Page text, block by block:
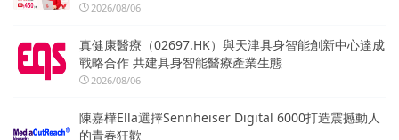
2026/08/06
真健康醫療（02697.HK）與天津具身智能創新中心達成
戰略合作 共建具身智能醫療產業生態
2026/08/06
陳嘉樺Ella選擇Sennheiser Digital 6000打造震撼動人
的青春狂歡